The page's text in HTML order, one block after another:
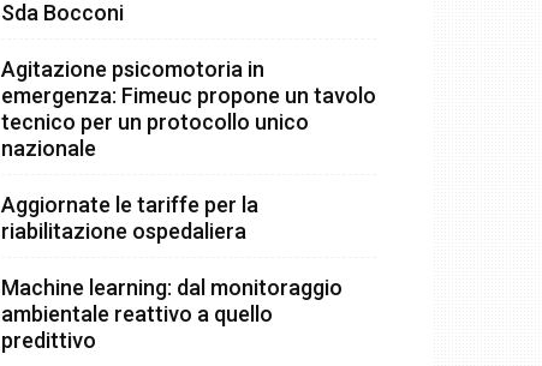
Sda Bocconi
Agitazione psicomotoria in
emergenza: Fimeuc propone un tavolo
tecnico per un protocollo unico
nazionale
Aggiornate le tariffe per la
riabilitazione ospedaliera
Machine learning: dal monitoraggio
ambientale reattivo a quello
predittivo